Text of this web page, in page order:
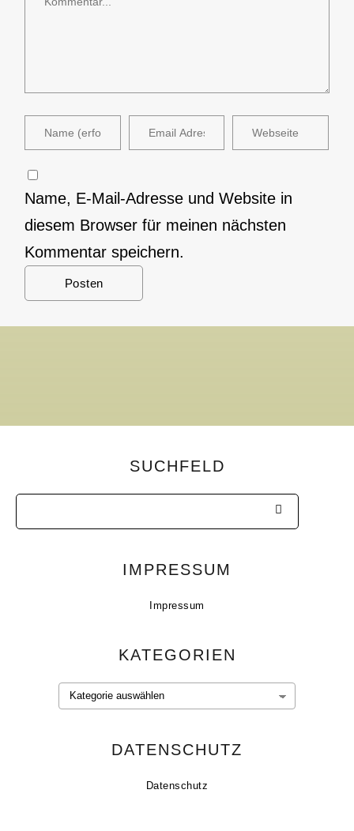
Name, E-Mail-Adresse und Website in
diesem Browser für meinen nächsten
Kommentar speichern.
SUCHFELD
IMPRESSUM
Impressum
KATEGORIEN
Kategorien
DATENSCHUTZ
Datenschutz